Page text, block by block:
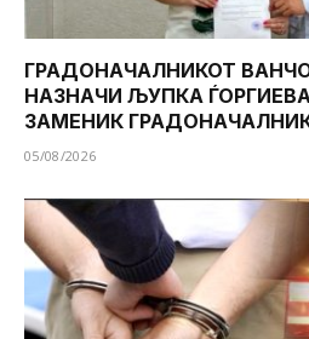
ГРАДОНАЧАЛНИКОТ
НАЗНАЧИ ЉУПКА
ЗАМЕНИК
05/08/2026